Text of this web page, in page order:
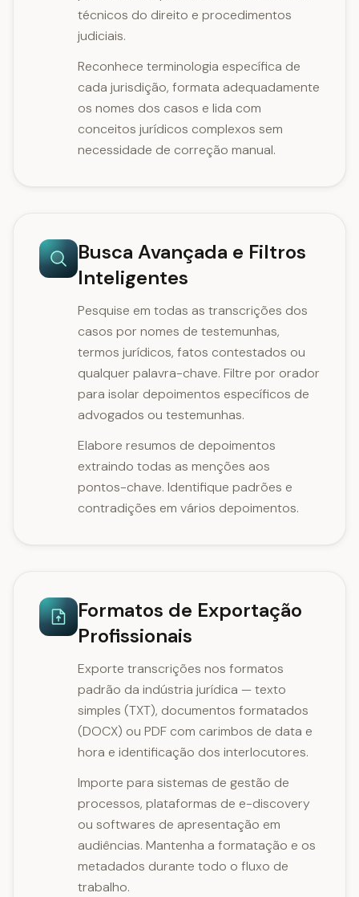
técnicos do direito e procedimentos
judiciais.
Reconhece terminologia específica de
cada jurisdição, formata adequadamente
os nomes dos casos e lida com
conceitos jurídicos complexos sem
necessidade de correção manual.
Busca Avançada e Filtros
Inteligentes
Pesquise em todas as transcrições dos
casos por nomes de testemunhas,
termos jurídicos, fatos contestados ou
qualquer palavra-chave. Filtre por orador
para isolar depoimentos específicos de
advogados ou testemunhas.
Elabore resumos de depoimentos
extraindo todas as menções aos
pontos-chave. Identifique padrões e
contradições em vários depoimentos.
Formatos de Exportação
Profissionais
Exporte transcrições nos formatos
padrão da indústria jurídica — texto
simples (TXT), documentos formatados
(DOCX) ou PDF com carimbos de data e
hora e identificação dos interlocutores.
Importe para sistemas de gestão de
processos, plataformas de e-discovery
ou softwares de apresentação em
audiências. Mantenha a formatação e os
metadados durante todo o fluxo de
trabalho.